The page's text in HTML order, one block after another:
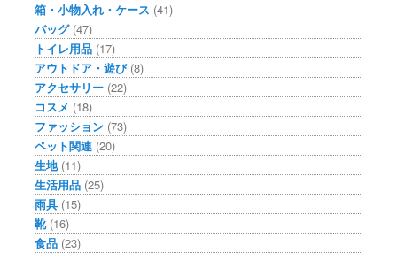
箱・小物入れ・ケース (41)
バッグ(47)
トイレ用品 (17)
アウトドア・遊び(8)
アクセサリー (22)
コスメ (18)
ファッション (73)
ペット関連 (20)
生地(11)
生活用品 (25)
雨具 (15)
靴(16)
食品 (23)